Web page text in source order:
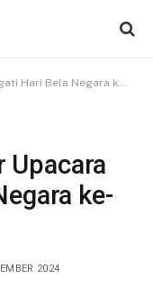
Hari Bela Negara ke-76
Upacara
ke-
2024